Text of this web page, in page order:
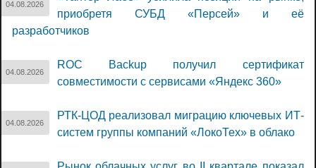
04.08.2026
приобретя СУБД «Персей» и её
разработчиков
04.08.2026
ROC Backup получил сертификат
совместимости с сервисами «Яндекс 360»
04.08.2026
РТК-ЦОД реализовал миграцию ключевых ИТ-
систем группы компаний «ЛокоТех» в облако